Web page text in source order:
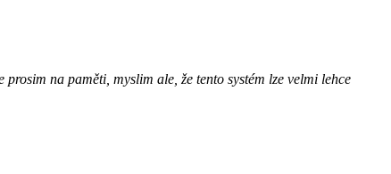
na paměti, myslim ale, že tento systém lze velmi lehce